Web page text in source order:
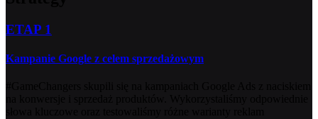
ETAP 1
Kampanie Google z celem sprzedażowym